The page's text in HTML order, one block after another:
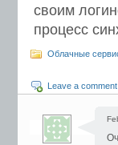
своим
процесс
Облачные
Leave a comment